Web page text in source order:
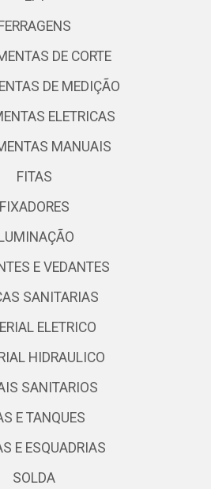
FERRAGENS
DE CORTE
DE MEDIÇÃO
ELETRICAS
MANUAIS
FITAS
FIXADORES
ILUMINAÇÃO
E VEDANTES
SANITARIAS
ELETRICO
HIDRAULICO
SANITARIOS
E TANQUES
E ESQUADRIAS
SOLDA